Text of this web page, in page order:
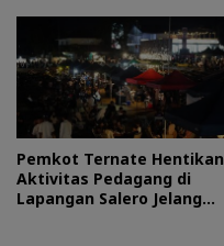
Pemkot Ternate Hentikan
Aktivitas Pedagang di
Lapangan Salero Jelang